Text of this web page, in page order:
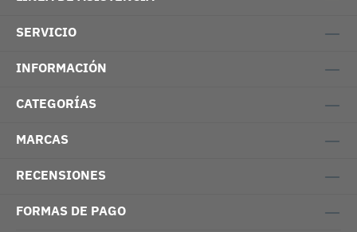
SERVICIO
INFORMACIÓN
CATEGORÍAS
MARCAS
RECENSIONES
FORMAS DE PAGO